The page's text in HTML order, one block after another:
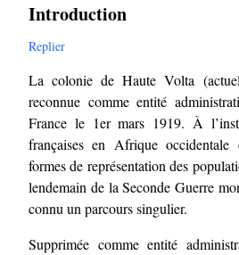
Introduction
Replier
La colonie de Haute Volta
reconnue comme entité
France le 1er mars 1919. À
françaises en Afrique
formes de représentation des
lendemain de la Seconde Guerre
connu un parcours singulier.
Supprimée comme entité